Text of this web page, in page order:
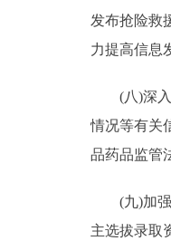
发布抢险救
力提高信息
(八)深入
情况等有关
品药品监管
(九)加强
主选拔录取